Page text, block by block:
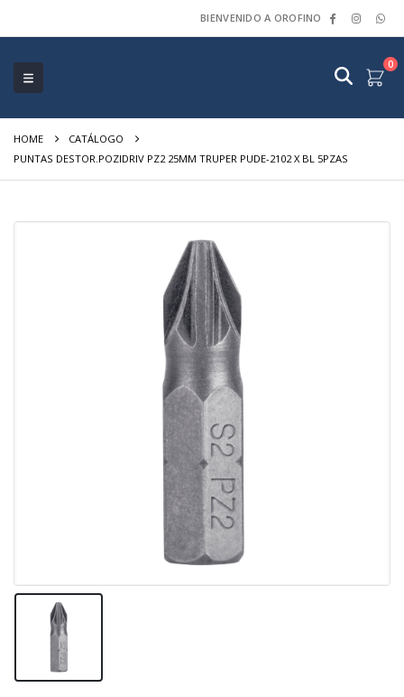
BIENVENIDO A OROFINO
0
HOME
CATÁLOGO
PUNTAS DESTOR.POZIDRIV PZ2 25MM TRUPER PUDE-2102 X BL 5PZAS